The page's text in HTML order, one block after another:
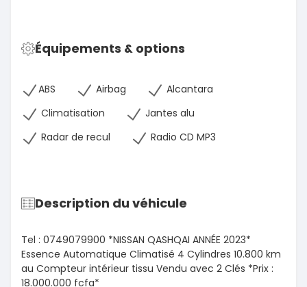
Équipements & options
ABS Airbag
Alcantara
Climatisation
Jantes alu
Radar de recul
Radio CD MP3
Description du véhicule
Tel : 0749079900 *NISSAN QASHQAI ANNÉE 2023*
Essence Automatique Climatisé 4 Cylindres 10.800 km
au Compteur intérieur tissu Vendu avec 2 Clés *Prix :
18.000.000 fcfa*